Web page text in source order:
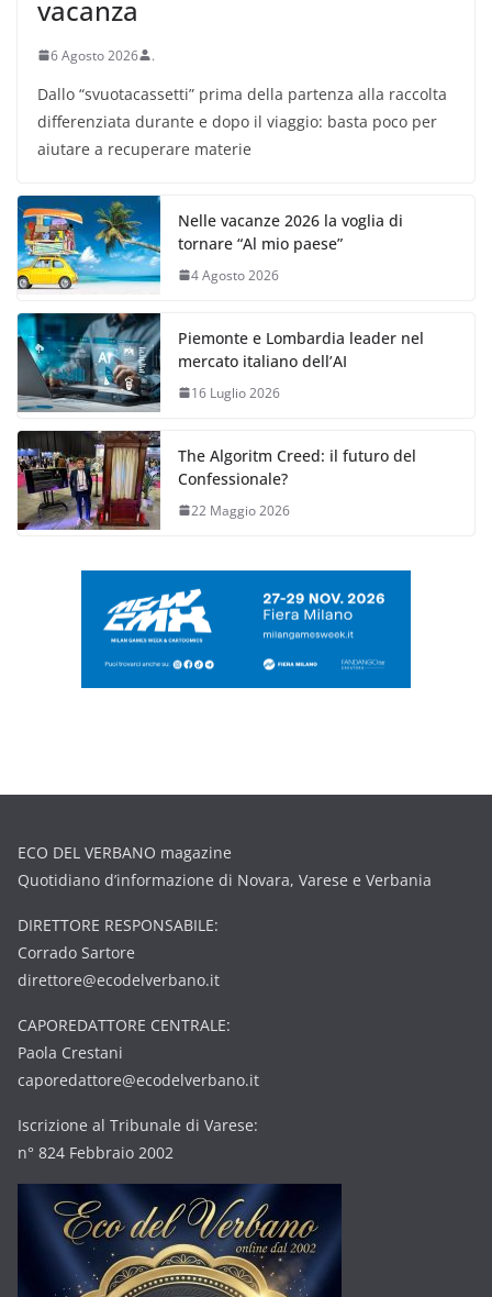
vacanza
6 Agosto 2026 .
Dallo “svuotacassetti” prima della partenza alla raccolta
differenziata durante e dopo il viaggio: basta poco per
aiutare a recuperare materie
Nelle vacanze 2026 la voglia di
tornare “Al mio paese”
4 Agosto 2026
Piemonte e Lombardia leader nel
mercato italiano dell’AI
16 Luglio 2026
The Algoritm Creed: il futuro del
Confessionale?
22 Maggio 2026
ECO DEL VERBANO magazine
Quotidiano d’informazione di Novara, Varese e Verbania
DIRETTORE RESPONSABILE:
Corrado Sartore
direttore@ecodelverbano.it
CAPOREDATTORE CENTRALE:
Paola Crestani
caporedattore@ecodelverbano.it
Iscrizione al Tribunale di Varese:
n° 824 Febbraio 2002